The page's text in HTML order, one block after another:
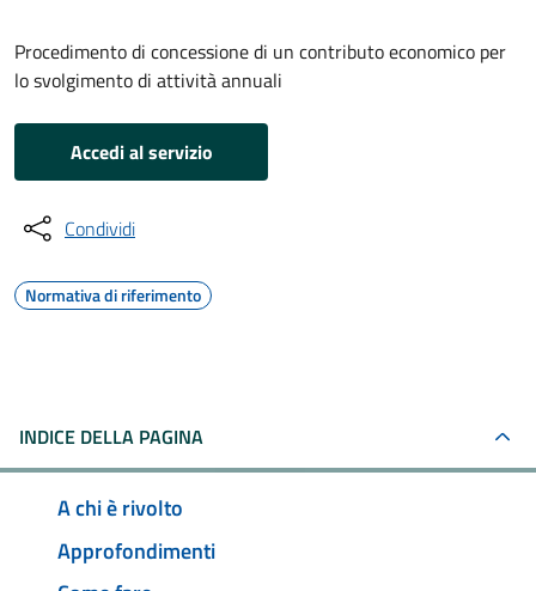
Procedimento di concessione di un contributo economico per
lo svolgimento di attività annuali
Accedi al servizio
Condividi
Normativa di riferimento
INDICE DELLA PAGINA
A chi è rivolto
Approfondimenti